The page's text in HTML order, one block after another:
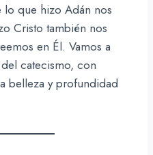
lo que hizo Adán nos
Cristo también nos
en Él. Vamos a
catecismo, con
belleza y profundidad